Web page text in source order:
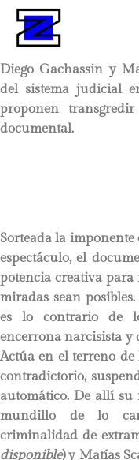
Diego Gachassin y
del sistema judicial
proponen
documental.
Sorteada la
espectáculo, el
potencia creativa para
miradas sean
es lo contrario de
encerrona narcisista y
Actúa en el terreno
contradictorio,
automático. De allí
mundillo de lo
criminalidad de
disponible) y Matías